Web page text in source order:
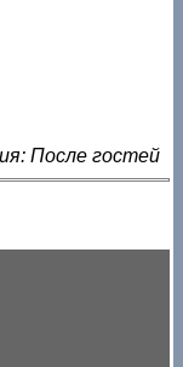
После гостей